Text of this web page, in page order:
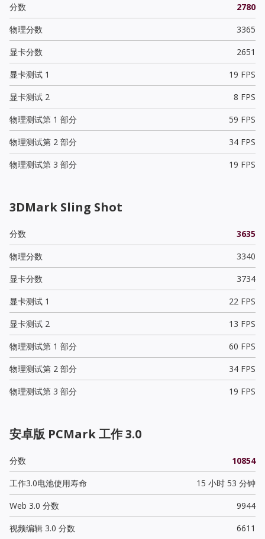
分数
2780
物理分数
3365
显卡分数
2651
显卡测试 1
19 FPS
显卡测试 2
8 FPS
物理测试第 1 部分
59 FPS
物理测试第 2 部分
34 FPS
物理测试第 3 部分
19 FPS
3DMark Sling Shot
分数
3635
物理分数
3340
显卡分数
3734
显卡测试 1
22 FPS
显卡测试 2
13 FPS
物理测试第 1 部分
60 FPS
物理测试第 2 部分
34 FPS
物理测试第 3 部分
19 FPS
安卓版 PCMark 工作 3.0
分数
10854
工作3.0电池使用寿命
15 小时 53 分钟
Web 3.0 分数
9944
视频编辑 3.0 分数
6611